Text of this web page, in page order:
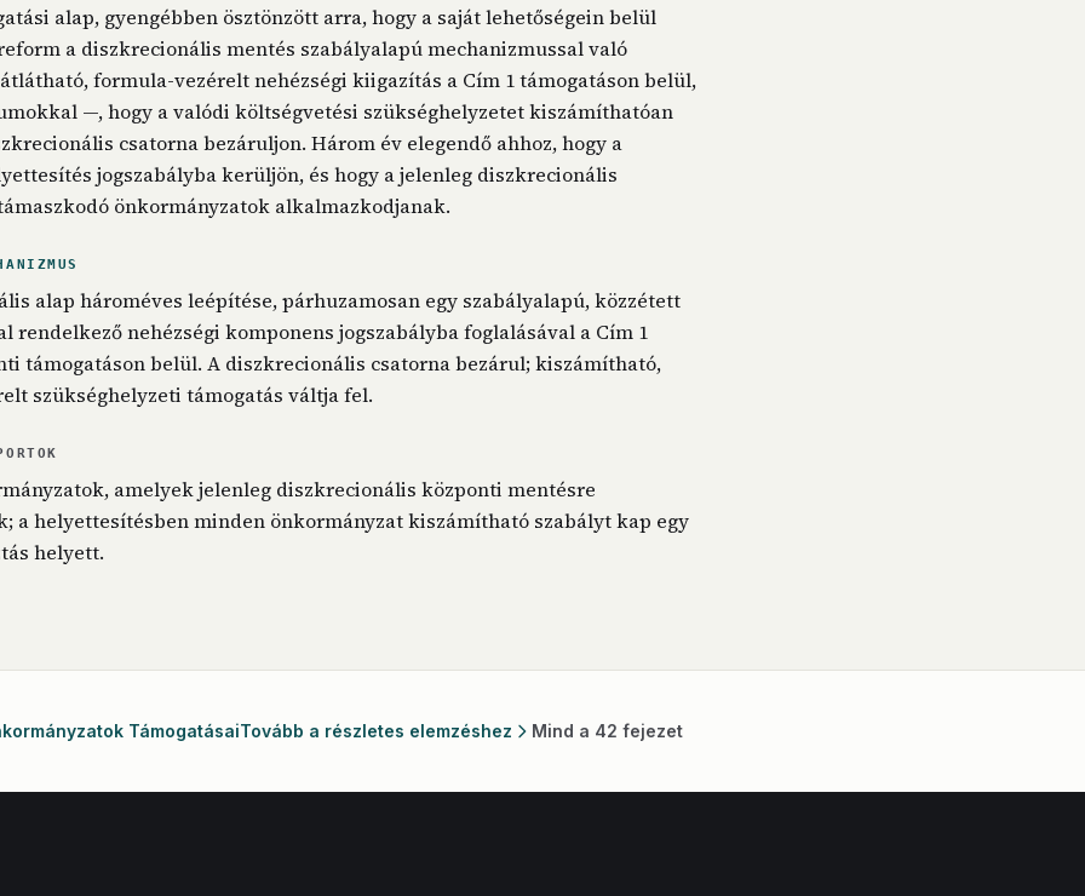
alap, gyengébben ösztönzött arra, hogy a saját lehetőségein belül
a diszkrecionális mentés szabályalapú mechanizmussal való
formula-vezérelt nehézségi kiigazítás a Cím 1 támogatáson belül,
—, hogy a valódi költségvetési szükséghelyzetet kiszámíthatóan
csatorna bezáruljon. Három év elegendő ahhoz, hogy a
jogszabályba kerüljön, és hogy a jelenleg diszkrecionális
önkormányzatok alkalmazkodjanak.
alap hároméves leépítése, párhuzamosan egy szabályalapú, közzétett
nehézségi komponens jogszabályba foglalásával a Cím 1
támogatáson belül. A diszkrecionális csatorna bezárul; kiszámítható,
szükséghelyzeti támogatás váltja fel.
amelyek jelenleg diszkrecionális központi mentésre
a helyettesítésben minden önkormányzat kiszámítható szabályt kap egy
helyett.
TámogatásaiTovább a részletes elemzéshez Mind a 42 fejezet